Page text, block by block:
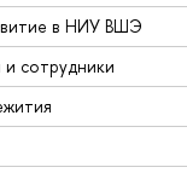
в НИУ ВШЭ
сотрудники